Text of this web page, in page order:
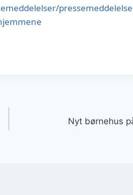
Nyt børnehus